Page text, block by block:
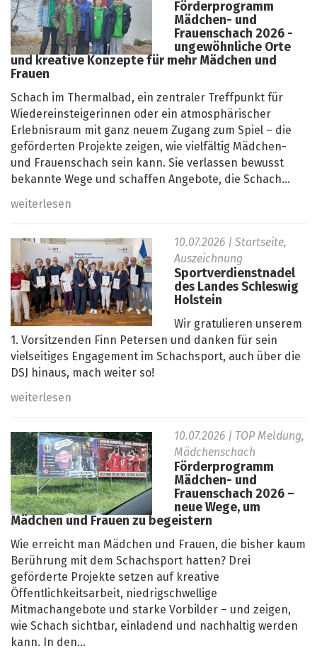
Förderprogramm
Mädchen- und
Frauenschach 2026 -
ungewöhnliche Orte
und kreative Konzepte für mehr Mädchen und
Frauen
Schach im Thermalbad, ein zentraler Treffpunkt für
Wiedereinsteigerinnen oder ein atmosphärischer
Erlebnisraum mit ganz neuem Zugang zum Spiel – die
geförderten Projekte zeigen, wie vielfältig Mädchen-
und Frauenschach sein kann. Sie verlassen bewusst
bekannte Wege und schaffen Angebote, die Schach...
weiterlesen
10.07.2026 | Startseite,
Auszeichnung
Sportverdienstnadel
des Landes Schleswig
Holstein
Wir gratulieren unserem
1. Vorsitzenden Finn Petersen und danken für sein
vielseitiges Engagement im Schachsport, auch über die
DSJ hinaus, mach weiter so!
weiterlesen
10.07.2026 | TOP Meldung,
Mädchenschach
Förderprogramm
Mädchen- und
Frauenschach 2026 –
neue Wege, um
Mädchen und Frauen zu begeistern
Wie erreicht man Mädchen und Frauen, die bisher kaum
Berührung mit dem Schachsport hatten? Drei
geförderte Projekte setzen auf kreative
Öffentlichkeitsarbeit, niedrigschwellige
Mitmachangebote und starke Vorbilder – und zeigen,
wie Schach sichtbar, einladend und nachhaltig werden
kann. In den...